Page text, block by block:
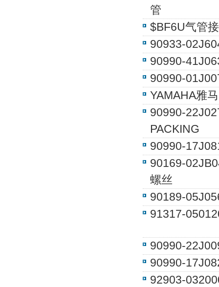
管
$BF6U气管
90933-
90990-
90990-
YAMAHA雅
90990-
PACKING
90990-
90169-
螺丝
90189-
91317-
90990-
90990-
92903-